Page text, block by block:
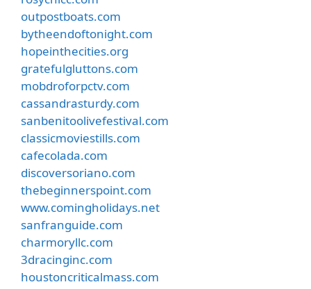
outpostboats.com
bytheendoftonight.com
hopeinthecities.org
gratefulgluttons.com
mobdroforpctv.com
cassandrasturdy.com
sanbenitoolivefestival.com
classicmoviestills.com
cafecolada.com
discoversoriano.com
thebeginnerspoint.com
www.comingholidays.net
sanfranguide.com
charmoryllc.com
3dracinginc.com
houstoncriticalmass.com